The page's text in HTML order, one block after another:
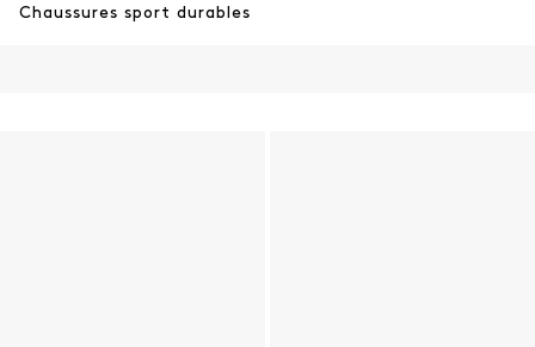
Chaussures sport durables